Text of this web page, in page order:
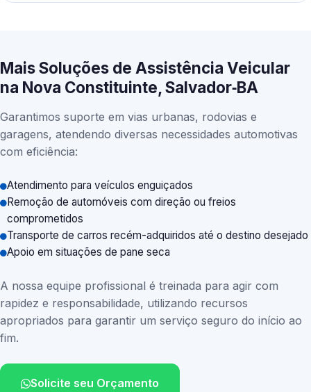
Mais Soluções de Assistência Veicular
na Nova Constituinte, Salvador‑BA
Garantimos suporte em vias urbanas, rodovias e
garagens, atendendo diversas necessidades automotivas
com eficiência:
Atendimento para veículos enguiçados
Remoção de automóveis com direção ou freios
comprometidos
Transporte de carros recém-adquiridos até o destino desejado
Apoio em situações de pane seca
A nossa equipe profissional é treinada para agir com
rapidez e responsabilidade, utilizando recursos
apropriados para garantir um serviço seguro do início ao
fim.
Solicite seu Orçamento